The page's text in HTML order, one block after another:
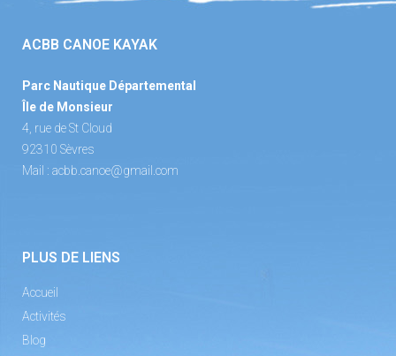
ACBB CANOE KAYAK
Parc Nautique Départemental
Île de Monsieur
4, rue de St Cloud
92310 Sèvres
Mail : acbb.canoe@gmail.com
PLUS DE LIENS
Accueil
Activités
Blog